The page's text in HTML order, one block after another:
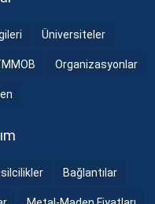
Üniversiteler
Organizasyonlar
Bağlantılar